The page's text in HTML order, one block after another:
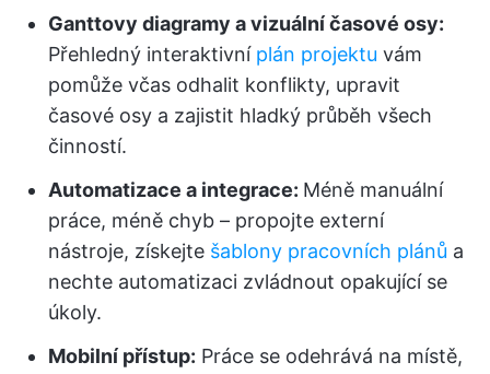
Ganttovy diagramy a vizuální časové osy:
Přehledný interaktivní plán projektu vám
pomůže včas odhalit konflikty, upravit
časové osy a zajistit hladký průběh všech
činností.
Automatizace a integrace: Méně manuální
práce, méně chyb – propojte externí
nástroje, získejte šablony pracovních plánů a
nechte automatizaci zvládnout opakující se
úkoly.
Mobilní přístup: Práce se odehrává na místě,